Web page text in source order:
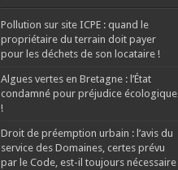
Pollution sur site ICPE : quand le
propriétaire du terrain doit payer
pour les déchets de son locataire !
Algues vertes en Bretagne : l’État
condamné pour préjudice écologique
!
Droit de préemption urbain : l’avis du
service des Domaines, certes prévu
par le Code, est-il toujours nécessaire